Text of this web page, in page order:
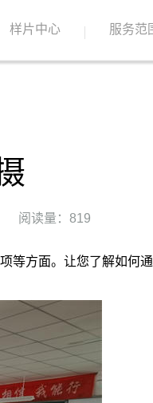
样片中心 服务范
阅读量：819
等方面。让您了解如何